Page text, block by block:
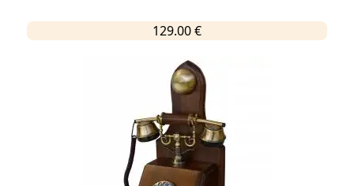
129.00 €